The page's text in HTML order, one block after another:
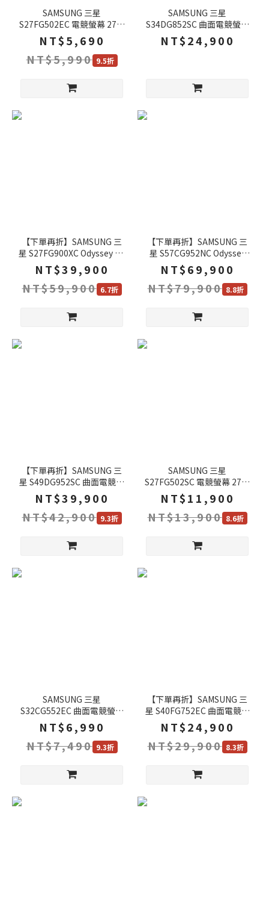
SAMSUNG 三星
S27FG502EC 電競螢幕 27吋
180Hz 2k 1ms 可旋轉 電腦
螢幕 遊戲螢幕 螢幕
NT$5,690
NT$5,990 9.5折
SAMSUNG 三星
S34DG852SC 曲面電競螢幕
34吋 175Hz OLED 2k
0.03ms 內建喇叭
NT$24,900
【下單再折】SAMSUNG 三
星 S27FG900XC Odyssey 3D
27吋 電競螢幕 G90XF 165Hz
4k 1ms 內建喇叭 可旋轉 電
腦螢幕 遊戲螢幕 液晶螢幕
NT$39,900
NT$59,900 6.7折
【下單再折】SAMSUNG 三
星 S57CG952NC Odyssey
Neo G9 Mini LED 曲面電競
螢幕 57吋 240Hz 4k 1ms
G95NC 遊戲螢幕 液晶螢幕
NT$69,900
NT$79,900 8.8折
【下單再折】SAMSUNG 三
星 S49DG952SC 曲面電競螢
幕 49吋 Odyssey OLED G9
240Hz OLED 2k G95SD
0.03ms 內建喇叭 電腦螢幕
遊戲螢幕 液晶螢幕
NT$39,900
NT$42,900 9.3折
SAMSUNG 三星
S27FG502SC 電競螢幕 27吋
180Hz OLED 2k 0.03ms 電
腦螢幕 遊戲螢幕 液晶螢幕
NT$11,900
NT$13,900 8.6折
SAMSUNG 三星
S32CG552EC 曲面電競螢幕
32吋 165Hz 2k 1ms 電腦螢
幕 遊戲螢幕 液晶螢幕
NT$6,990
NT$7,490 9.3折
【下單再折】SAMSUNG 三
星 S40FG752EC 曲面電競螢
幕 40吋 180Hz 4k 1ms 電腦
螢幕 遊戲螢幕 液晶螢幕
NT$24,900
NT$29,900 8.3折